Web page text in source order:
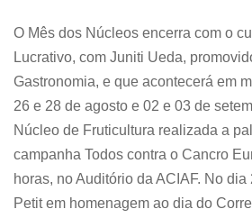
O Mês dos Núcleos encerra com o
Lucrativo, com Juniti Ueda,
Gastronomia, e que acontecerá em
26 e 28 de agosto e 02 e 03 de
Núcleo de Fruticultura realizada a
campanha Todos contra o Cancro
horas, no Auditório da ACIAF. No dia
Petit em homenagem ao dia do